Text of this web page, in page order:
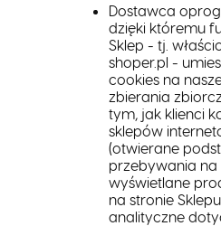
Dostawca
dzięki któremu
Sklep - tj.
shoper.pl -
cookies na
zbierania
tym, jak klienci
sklepów
(otwierane
przebywania na
wyświetlane
na stronie
analityczne